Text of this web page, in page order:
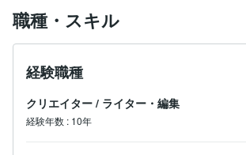
のです。
◆自分を知ることで広がる世界
自分自身を深く理解すると、驚くほど世
自分自身の強みや心の癖を客観的に知る
言動にも一喜一憂することもなくなり、
職種・スキル
経験職種
クリエイター / ライター・編集
経験年数 : 10年